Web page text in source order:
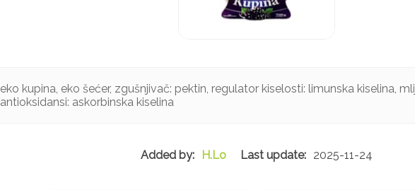
eko kupina, eko šećer, zgušnjivač: pektin, regulator kiselosti: limunska kiselina,
antioksidansi: askorbinska kiselina
H.Lo 2025-11-24